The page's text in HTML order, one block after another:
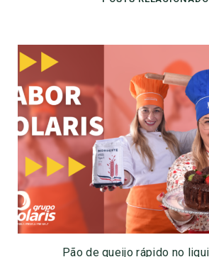
Pão de queijo rápido no